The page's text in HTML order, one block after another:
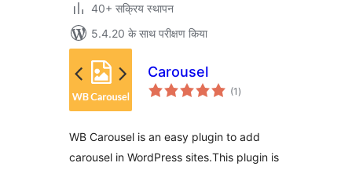
40+ सक्रिय स्थापन
5.4.20 के साथ परीक्षण किया
Carousel
(1 कुल
दर)
WB Carousel is an easy plugin to add
carousel in WordPress sites.This plugin is